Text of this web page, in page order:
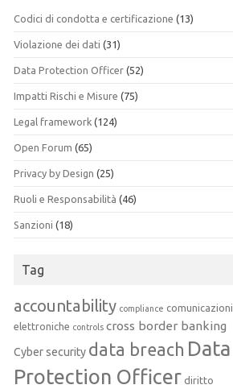
Codici di condotta e certificazione (13)
Violazione dei dati (31)
Data Protection Officer (52)
Impatti Rischi e Misure (75)
Legal framework (124)
Open Forum (65)
Privacy by Design (25)
Ruoli e Responsabilità (46)
Sanzioni (18)
Tag
accountability compliance comunicazioni
elettroniche controls cross border banking
Cyber security data breach Data
Protection Officer diritto